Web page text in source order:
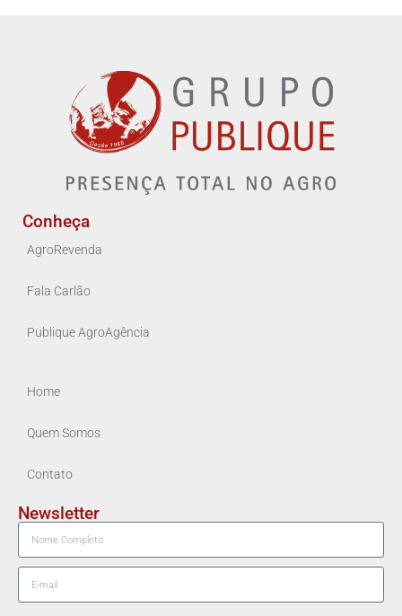
Conheça
AgroRevenda
Fala Carlão
Publique AgroAgência
Home
Quem Somos
Contato
Newsletter